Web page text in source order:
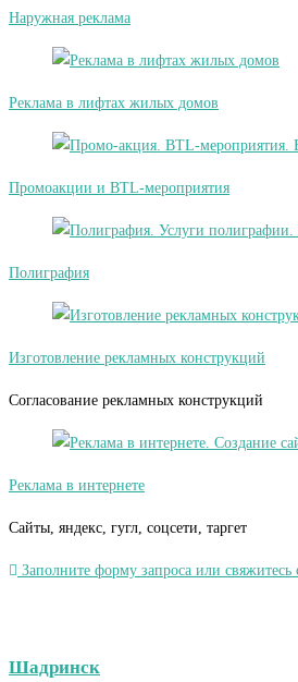
Наружная реклама
Реклама в лифтах жилых домов
Промоакции и BTL-мероприятия
Полиграфия
Изготовление рекламных конструкций
Согласование рекламных конструкций
Реклама в интернете
Сайты, яндекс, гугл, соцсети, таргет
Заполните форму запроса или
Шадринск